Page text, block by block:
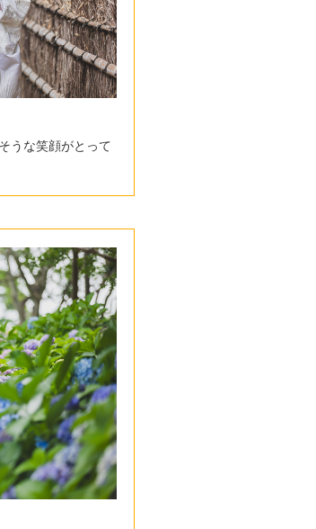
うな笑顔がとって